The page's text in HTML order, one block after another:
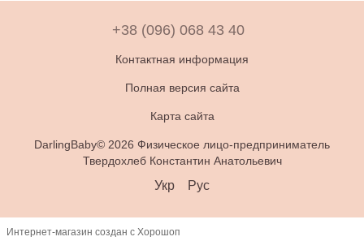
+38 (096) 068 43 40
Контактная информация
Полная версия сайта
Карта сайта
DarlingBaby© 2026 Физическое лицо-предприниматель
Твердохлеб Константин Анатольевич
Укр Рус
Интернет-магазин создан с Хорошоп